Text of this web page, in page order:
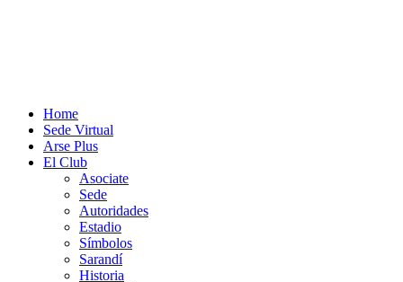
Home
Sede Virtual
Arse Plus
El Club
Asociate
Sede
Autoridades
Estadio
Símbolos
Sarandí
Historia